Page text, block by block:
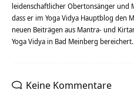
leidenschaftlicher Obertonsänger und
dass er im Yoga Vidya Hauptblog
neuen Beiträgen aus Mantra- und
Yoga Vidya in Bad Meinberg bereichert.
Keine Kommentare